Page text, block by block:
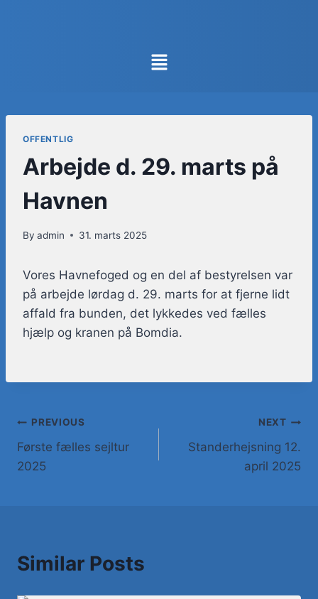
OFFENTLIG
Arbejde d. 29. marts på
Havnen
By admin 31. marts 2025
Vores Havnefoged og en del af bestyrelsen var
på arbejde lørdag d. 29. marts for at fjerne lidt
affald fra bunden, det lykkedes ved fælles
hjælp og kranen på Bomdia.
PREVIOUS
Første fælles sejltur
2025
NEXT
Standerhejsning 12.
april 2025
Similar Posts